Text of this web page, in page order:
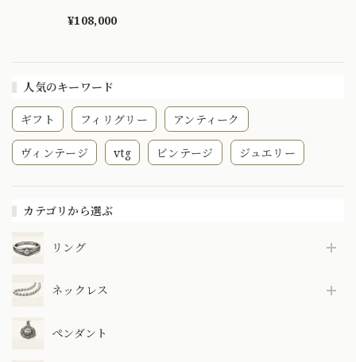
人気のキーワード
ギフト フィリグリー アンティーク
ヴィンテージ vtg ビンテージ ジュエリー
カテゴリから選ぶ
リング
ネックレス
ペンダント
ィンテージ 昭和レ
¥108,000